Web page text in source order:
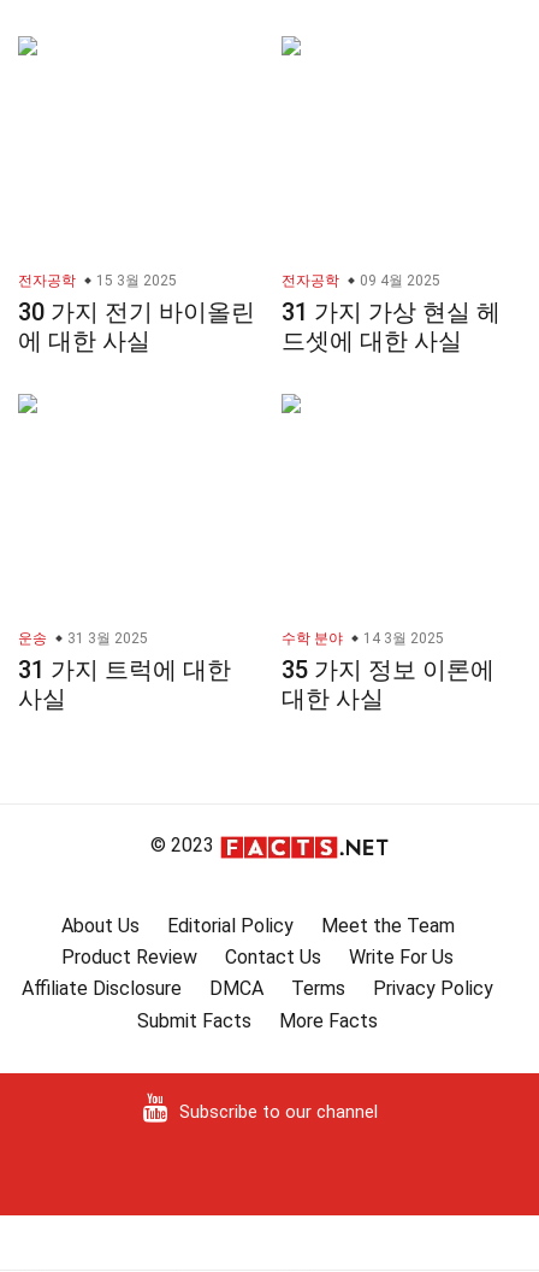
전자공학 15 3월 2025
30 가지 전기 바이올린
에 대한 사실
전자공학 09 4월 2025
31 가지 가상 현실 헤
드셋에 대한 사실
운송 31 3월 2025
31 가지 트럭에 대한
사실
수학 분야 14 3월 2025
35 가지 정보 이론에
대한 사실
© 2023
About Us Editorial Policy
Meet the Team
Product Review
Contact Us
Write For Us
Affiliate Disclosure
DMCA Terms
Privacy Policy
Submit Facts
More Facts
Subscribe to our channel